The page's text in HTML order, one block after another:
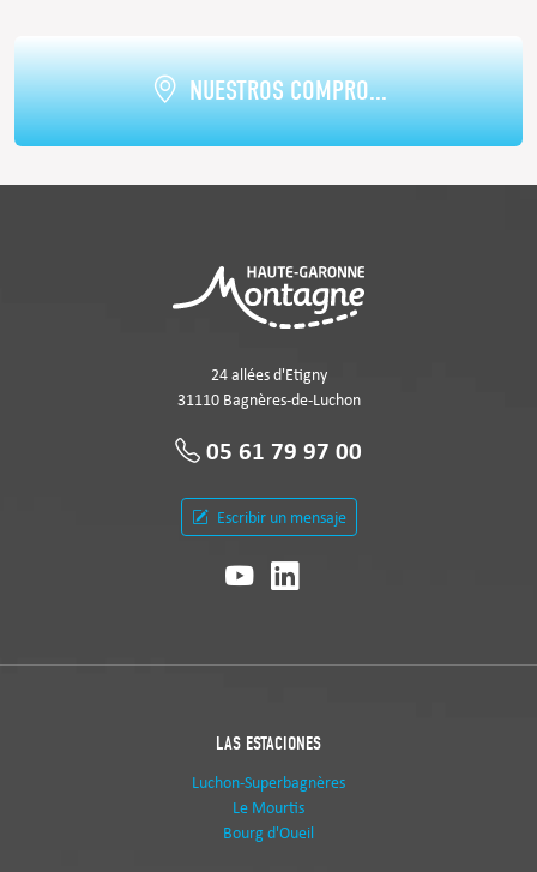
NUESTROS COMPRO...
24 allées d'Etigny
31110 Bagnères-de-Luchon
05 61 79 97 00
Escribir un mensaje
LAS ESTACIONES
Luchon-Superbagnères
Le Mourtis
Bourg d'Oueil